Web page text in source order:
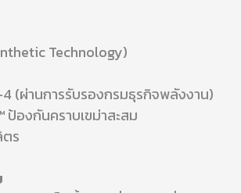
Technology)
4 (ผ่านการรับรองกรมธุรกิจพลังงาน)
องกันคราบเขม่าสะสม
ร